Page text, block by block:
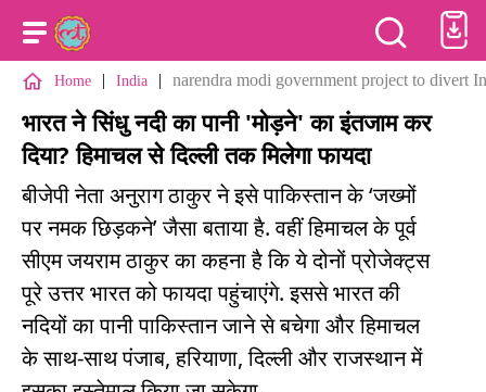
Home | India | narendra modi government project to divert
भारत ने सिंधु नदी का पानी 'मोड़ने' का इंतजाम कर
दिया? हिमाचल से दिल्ली तक मिलेगा फायदा
बीजेपी नेता अनुराग ठाकुर ने इसे पाकिस्तान के ‘जख्मों
पर नमक छिड़कने’ जैसा बताया है. वहीं हिमाचल के पूर्व
सीएम जयराम ठाकुर का कहना है कि ये दोनों प्रोजेक्ट्स
पूरे उत्तर भारत को फायदा पहुंचाएंगे. इससे भारत की
नदियों का पानी पाकिस्तान जाने से बचेगा और हिमाचल
के साथ-साथ पंजाब, हरियाणा, दिल्ली और राजस्थान में